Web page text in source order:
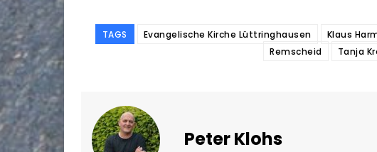
TAGS Evangelische Kirche Lüttringhausen Klaus
Remscheid
Tanja
Peter Klohs